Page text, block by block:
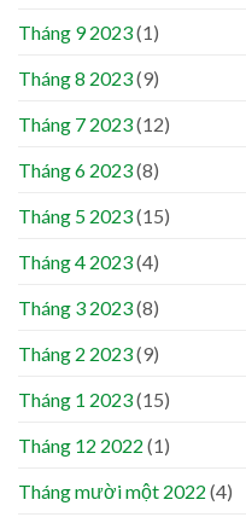
Tháng 9 2023(1)
Tháng 8 2023(9)
Tháng 7 2023(12)
Tháng 6 2023(8)
Tháng 5 2023(15)
Tháng 4 2023(4)
Tháng 3 2023(8)
Tháng 2 2023(9)
Tháng 1 2023(15)
Tháng 12 2022 (1)
Tháng mười một 2022 (4)